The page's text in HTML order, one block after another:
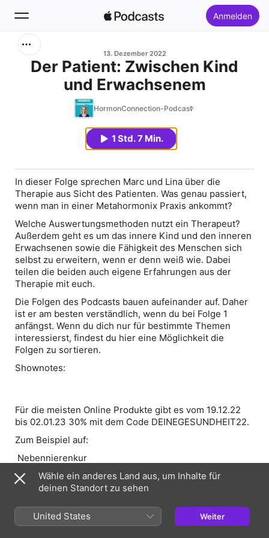
Anmelden
Startseite
13. Dezember 2022
Der Patient: Zwischen Kind
und Erwachsenem
HormonConnection-Podcast
1 Std. 7 Min.
In dieser Folge sprechen Marc und Lina über die
Therapie aus Sicht des Patienten. Was genau passiert,
wenn man in einer Metahormonix Praxis ankommt?
Welche Auswertungsmethoden nutzt ein Therapeut?
Außerdem geht es um das innere Kind und den inneren
Erwachsenen sowie die Fähigkeit des Menschen sich
selbst zu erweitern, wenn er denn weiß wie. Dabei
teilen die beiden auch eigene Erfahrungen aus der
Therapie mit euch.
Die Folgen des Podcasts bauen aufeinander auf. Daher
ist er am besten verständlich, wenn du bei Folge 1
anfängst. Wenn du dich nur für bestimmte Themen
interessierst, findest du hier eine Möglichkeit die
Folgen zu sortieren.
Shownotes:
Für die meisten Online Produkte gibt es vom 19.12.22
bis 02.01.23 30% mit dem Code DEINEGESUNDHEIT22.
Zum Beispiel auf:
Nebennierenkur
Johanna Llin – Was Kinder wirklich brauchen
Die Hautkur
Sexuelle Kompatibilität und Chemie
Was dein Zyklus dir sagen möchte
Wähle ein anderes Land aus, um Inhalte für
deinen Standort zu sehen
United States Weiter